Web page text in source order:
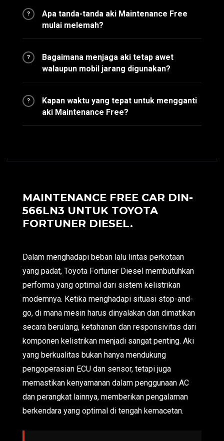
?
Apa tanda-tanda aki Maintenance Free
mulai melemah?
?
Bagaimana menjaga aki tetap awet
walaupun mobil jarang digunakan?
?
Kapan waktu yang tepat untuk mengganti
aki Maintenance Free?
MAINTENANCE FREE CAR DIN-
566LN3 UNTUK TOYOTA
FORTUNER DIESEL.
Dalam menghadapi beban lalu lintas perkotaan
yang padat, Toyota Fortuner Diesel membutuhkan
performa yang optimal dari sistem kelistrikan
modernnya. Ketika menghadapi situasi stop-and-
go, di mana mesin harus dinyalakan dan dimatikan
secara berulang, ketahanan dan responsivitas dari
komponen kelistrikan menjadi sangat penting. Aki
yang berkualitas bukan hanya mendukung
pengoperasian ECU dan sensor, tetapi juga
memastikan kenyamanan dalam penggunaan AC
dan perangkat lainnya, memberikan pengalaman
berkendara yang optimal di tengah kemacetan.